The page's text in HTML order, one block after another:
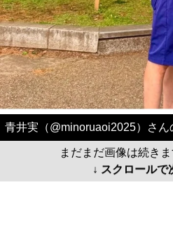
青井実（@minoruaoi2025）さん
まだまだ画像は続きま
↓ スクロールで